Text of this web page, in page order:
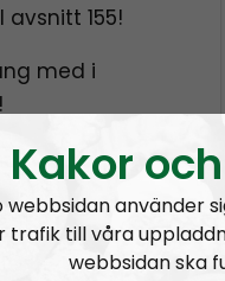
155!
med i
damerna? Har
var delaktiga i
Kakor
webbsidan använder
trafik till våra
webbsidan ska